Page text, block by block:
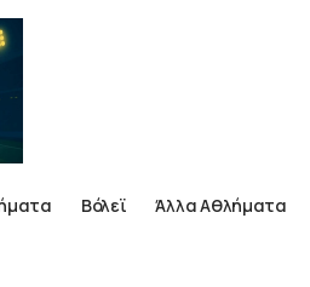
Βόλεϊ Άλλα Αθλήματα